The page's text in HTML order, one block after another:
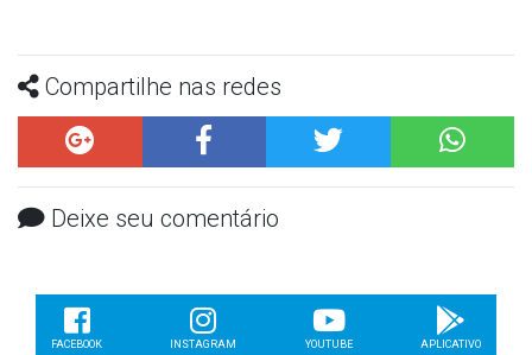
Compartilhe nas redes
Deixe seu comentário
FACEBOOK INSTAGRAM YOUTUBE APLICATIVO